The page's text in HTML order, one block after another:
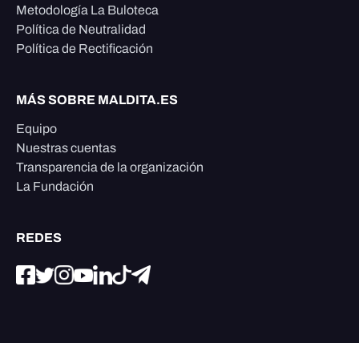
Metodología La Buloteca
Política de Neutralidad
Política de Rectificación
MÁS SOBRE MALDITA.ES
Equipo
Nuestras cuentas
Transparencia de la organización
La Fundación
REDES